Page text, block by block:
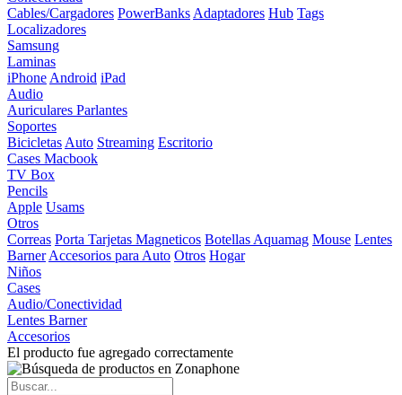
Cables/Cargadores PowerBanks Adaptadores Hub Tags
Localizadores
Samsung
Laminas
iPhone Android iPad
Audio
Auriculares Parlantes
Soportes
Bicicletas Auto Streaming Escritorio
Cases Macbook
TV Box
Pencils
Apple Usams
Otros
Correas Porta Tarjetas Magneticos Botellas Aquamag Mouse Lentes
Barner Accesorios para Auto Otros Hogar
Niños
Cases
Audio/Conectividad
Lentes Barner
Accesorios
El producto fue agregado correctamente